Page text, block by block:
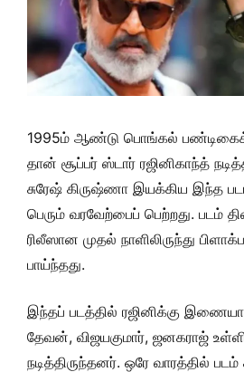
1995ம் ஆண்டு பொங்கல்
தான் சூப்பர் ஸ்டார் ரஜினிகாந்த்
சுரேஷ் கிருஷ்ணா இயக்கிய இந்த
பெரும் வரவேற்பைப் பெற்றது. படம்
ரிலீஸான முதல் நாளிலிருந்து
பாய்ந்தது.
இந்தப் படத்தில் ரஜினிக்கு
தேவன், விஜயகுமார், ஜனகராஜ்
நடித்திருந்தனர். ஒரே வாரத்தில் படம்